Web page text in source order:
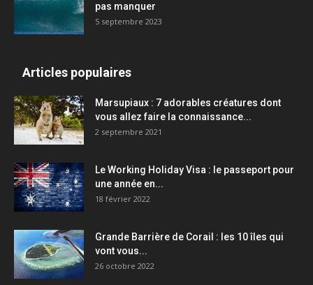
pas manquer
5 septembre 2023
Articles populaires
Marsupiaux : 7 adorables créatures dont
vous allez faire la connaissance...
2 septembre 2021
Le Working Holiday Visa : le passeport pour
une année en...
18 février 2022
Grande Barrière de Corail : les 10 îles qui
vont vous...
26 octobre 2022